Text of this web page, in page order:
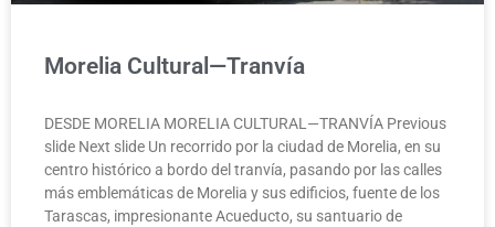
Morelia Cultural—Tranvía
DESDE MORELIA MORELIA CULTURAL—TRANVÍA Previous
slide Next slide Un recorrido por la ciudad de Morelia, en su
centro histórico a bordo del tranvía, pasando por las calles
más emblemáticas de Morelia y sus edificios, fuente de los
Tarascas, impresionante Acueducto, su santuario de